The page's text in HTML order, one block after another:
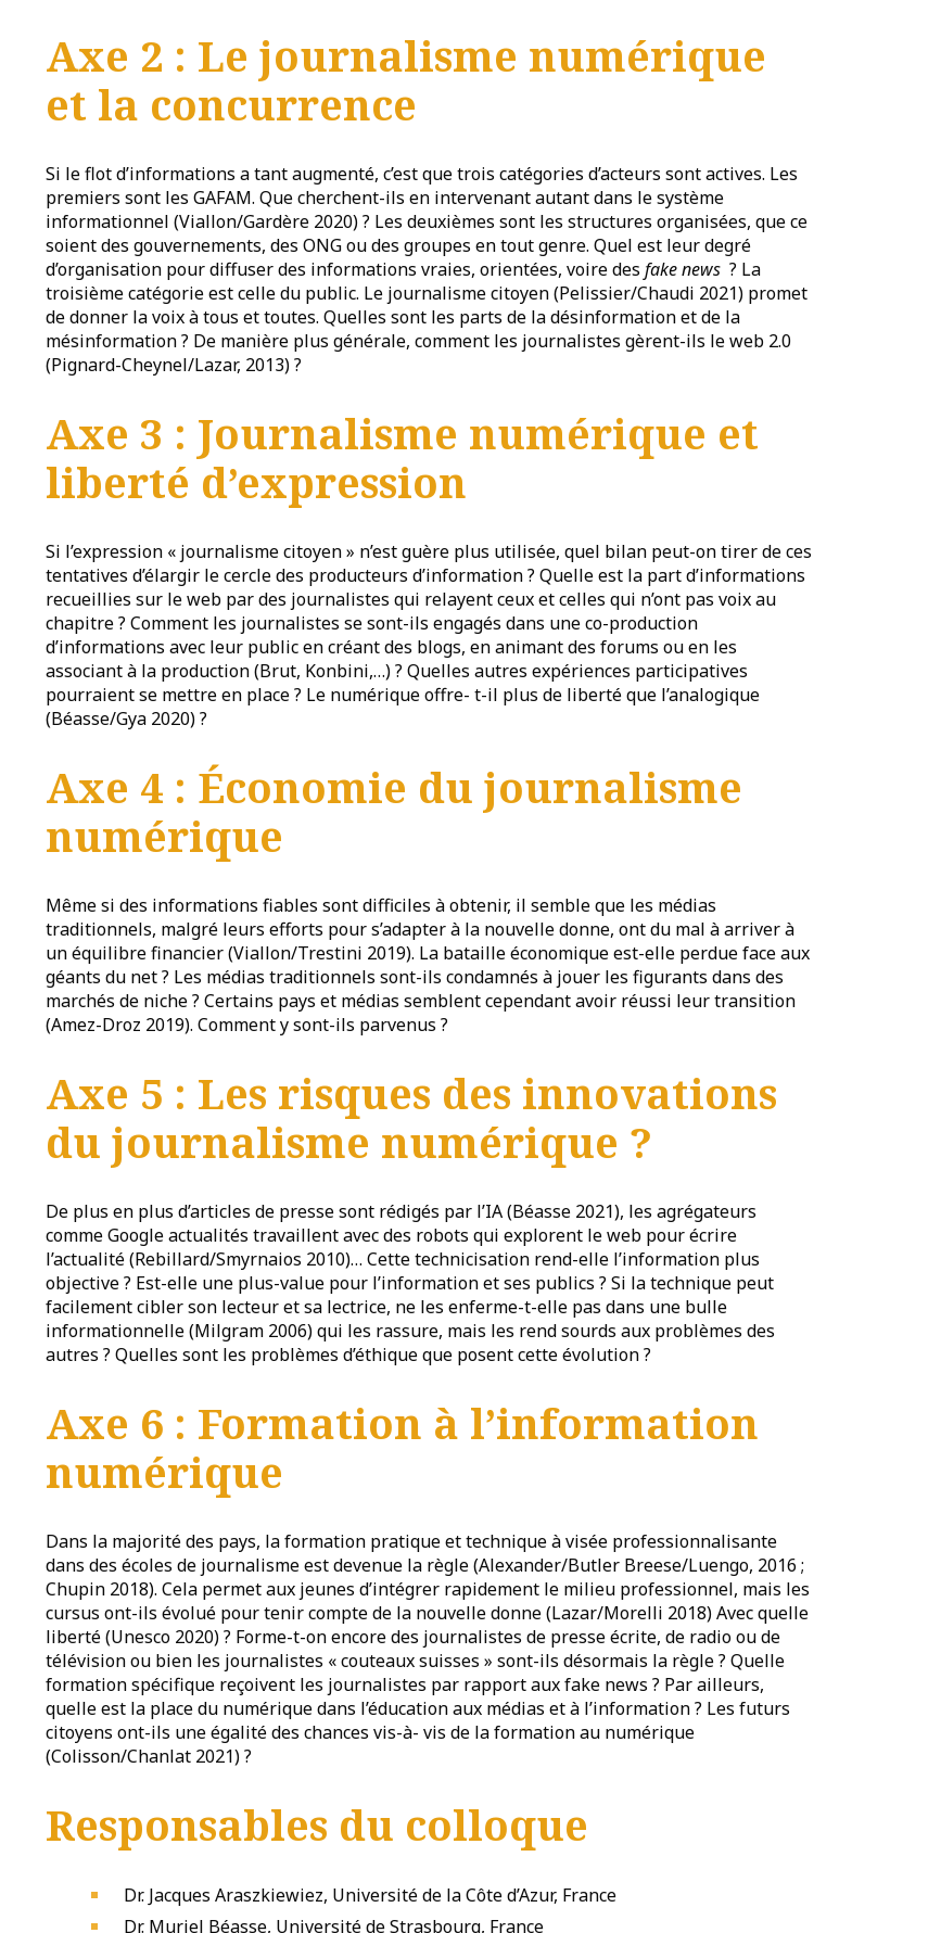
Axe 2 : Le journalisme numérique
et la concurrence
Si le flot d’informations a tant augmenté, c’est que trois catégories d’acteurs sont actives. Les
premiers sont les GAFAM. Que cherchent-ils en intervenant autant dans le système
informationnel (Viallon/Gardère 2020) ? Les deuxièmes sont les structures organisées, que ce
soient des gouvernements, des ONG ou des groupes en tout genre. Quel est leur degré
d’organisation pour diffuser des informations vraies, orientées, voire des fake news ? La
troisième catégorie est celle du public. Le journalisme citoyen (Pelissier/Chaudi 2021) promet
de donner la voix à tous et toutes. Quelles sont les parts de la désinformation et de la
mésinformation ? De manière plus générale, comment les journalistes gèrent-ils le web 2.0
(Pignard-Cheynel/Lazar, 2013) ?
Axe 3 : Journalisme numérique et
liberté d’expression
Si l’expression « journalisme citoyen » n’est guère plus utilisée, quel bilan peut-on tirer de ces
tentatives d’élargir le cercle des producteurs d’information ? Quelle est la part d’informations
recueillies sur le web par des journalistes qui relayent ceux et celles qui n’ont pas voix au
chapitre ? Comment les journalistes se sont-ils engagés dans une co-production
d’informations avec leur public en créant des blogs, en animant des forums ou en les
associant à la production (Brut, Konbini,…) ? Quelles autres expériences participatives
pourraient se mettre en place ? Le numérique offre- t-il plus de liberté que l’analogique
(Béasse/Gya 2020) ?
Axe 4 : Économie du journalisme
numérique
Même si des informations fiables sont difficiles à obtenir, il semble que les médias
traditionnels, malgré leurs efforts pour s’adapter à la nouvelle donne, ont du mal à arriver à
un équilibre financier (Viallon/Trestini 2019). La bataille économique est-elle perdue face aux
géants du net ? Les médias traditionnels sont-ils condamnés à jouer les figurants dans des
marchés de niche ? Certains pays et médias semblent cependant avoir réussi leur transition
(Amez-Droz 2019). Comment y sont-ils parvenus ?
Axe 5 : Les risques des innovations
du journalisme numérique ?
De plus en plus d’articles de presse sont rédigés par l’IA (Béasse 2021), les agrégateurs
comme Google actualités travaillent avec des robots qui explorent le web pour écrire
l’actualité (Rebillard/Smyrnaios 2010)… Cette technicisation rend-elle l’information plus
objective ? Est-elle une plus-value pour l’information et ses publics ? Si la technique peut
facilement cibler son lecteur et sa lectrice, ne les enferme-t-elle pas dans une bulle
informationnelle (Milgram 2006) qui les rassure, mais les rend sourds aux problèmes des
autres ? Quelles sont les problèmes d’éthique que posent cette évolution ?
Axe 6 : Formation à l’information
numérique
Dans la majorité des pays, la formation pratique et technique à visée professionnalisante
dans des écoles de journalisme est devenue la règle (Alexander/Butler Breese/Luengo, 2016 ;
Chupin 2018). Cela permet aux jeunes d’intégrer rapidement le milieu professionnel, mais les
cursus ont-ils évolué pour tenir compte de la nouvelle donne (Lazar/Morelli 2018) Avec quelle
liberté (Unesco 2020) ? Forme-t-on encore des journalistes de presse écrite, de radio ou de
télévision ou bien les journalistes « couteaux suisses » sont-ils désormais la règle ? Quelle
formation spécifique reçoivent les journalistes par rapport aux fake news ? Par ailleurs,
quelle est la place du numérique dans l’éducation aux médias et à l’information ? Les futurs
citoyens ont-ils une égalité des chances vis-à- vis de la formation au numérique
(Colisson/Chanlat 2021) ?
Responsables du colloque
Dr. Jacques Araszkiewiez, Université de la Côte d’Azur, France
Dr. Muriel Béasse, Université de Strasbourg, France